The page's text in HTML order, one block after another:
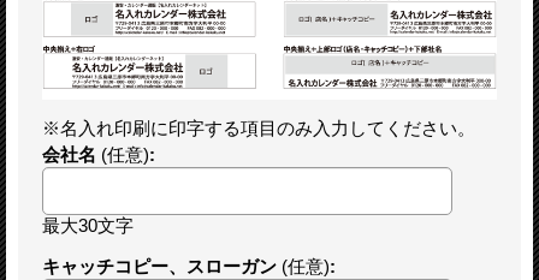
※名入れ印刷に印字する項目のみ入力してください。
会社名 (任意):
最大30文字
キャッチコピー、スローガン (任意):